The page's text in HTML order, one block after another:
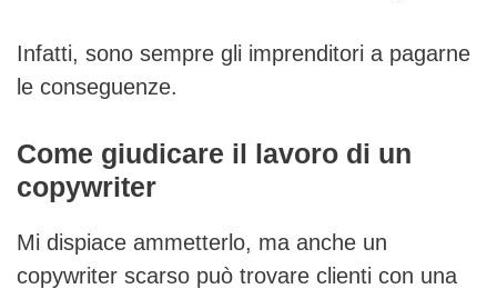
Infatti, sono sempre gli imprenditori a pagarne
le conseguenze.
Come giudicare il lavoro di un
copywriter
Mi dispiace ammetterlo, ma anche un
copywriter scarso può trovare clienti con una